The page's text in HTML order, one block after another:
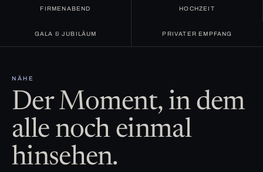
FIRMENABEND HOCHZEIT
GALA & JUBILÄUM PRIVATER EMPFANG
NÄHE
Der Moment, in dem
alle noch einmal
hinsehen.